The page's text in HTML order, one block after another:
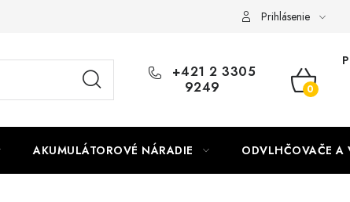
Prihlásenie
+421 2 3305
9249
AKUMULÁTOROVÉ NÁRADIE ODVLHČOVAČE A